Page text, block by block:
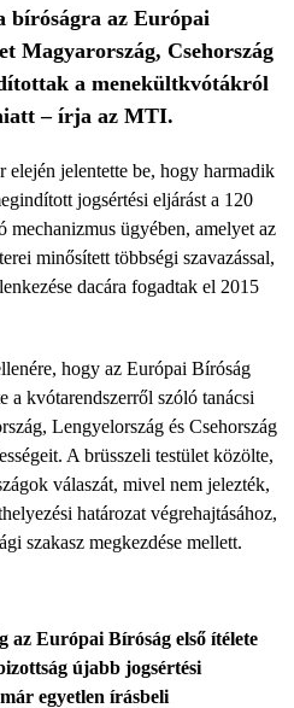
bíróságra az Európai
Magyarország, Csehország
a menekültkvótákról
– írja az MTI.
elején jelentette be, hogy harmadik
jogsértési eljárást a 120
mechanizmus ügyében, amelyet az
minősített többségi szavazással,
dacára fogadtak el 2015
hogy az Európai Bíróság
a kvótarendszerről szóló tanácsi
Lengyelország és Csehország
A brüsszeli testület közölte,
válaszát, mivel nem jelezték,
határozat végrehajtásához,
szakasz megkezdése mellett.
az Európai Bíróság első ítélete
újabb jogsértési
egyetlen írásbeli